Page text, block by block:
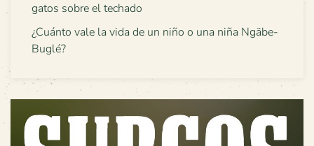
gatos sobre el techado
¿Cuánto vale la vida de un niño o una niña Ngäbe-
Buglé?